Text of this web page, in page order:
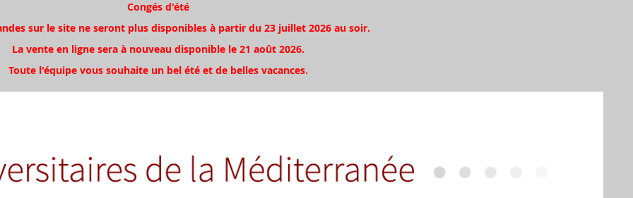
Congés d'été
sur le site ne seront plus disponibles à partir du 23 juillet 2026 au soir.
La vente en ligne sera à nouveau disponible le 21 août 2026.
Toute l'équipe vous souhaite un bel été et de belles vacances.